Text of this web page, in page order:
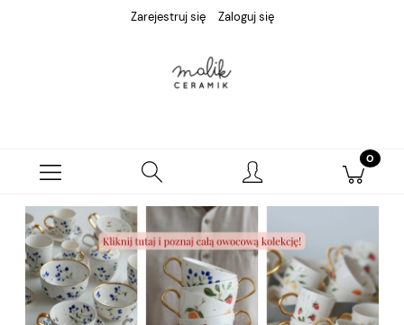
Zarejestruj się Zaloguj się